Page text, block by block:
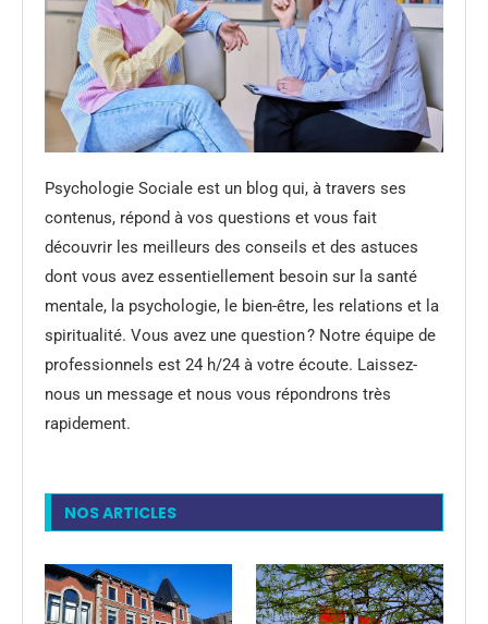
Psychologie Sociale est un blog qui, à travers ses
contenus, répond à vos questions et vous fait
découvrir les meilleurs des conseils et des astuces
dont vous avez essentiellement besoin sur la santé
mentale, la psychologie, le bien-être, les relations et la
spiritualité. Vous avez une question ? Notre équipe de
professionnels est 24 h/24 à votre écoute. Laissez-
nous un message et nous vous répondrons très
rapidement.
NOS ARTICLES